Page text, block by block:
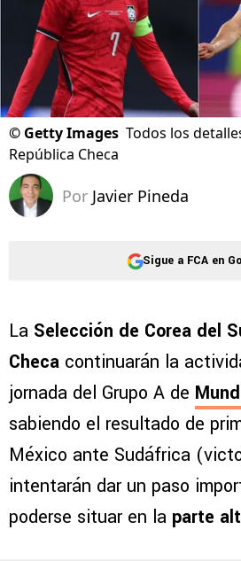
© Getty Images Todos los
República Checa
Por Javier Pineda
Sigue a FCA en
La Selección de Corea del
Checa continuarán la
jornada del Grupo A de
sabiendo el resultado de
México ante Sudáfrica
intentarán dar un paso
poderse situar en la parte